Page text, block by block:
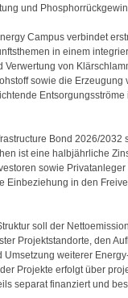
und
Campus verbindet
in einem
Verwertung von
sowie die Erzeugung
Bond 2026/2032
ist eine halbjährliche
sowie
Einbeziehung in den
soll der
Projektstandorte, den
Umsetzung weiterer
Projekte erfolgt über
separat finanziert und